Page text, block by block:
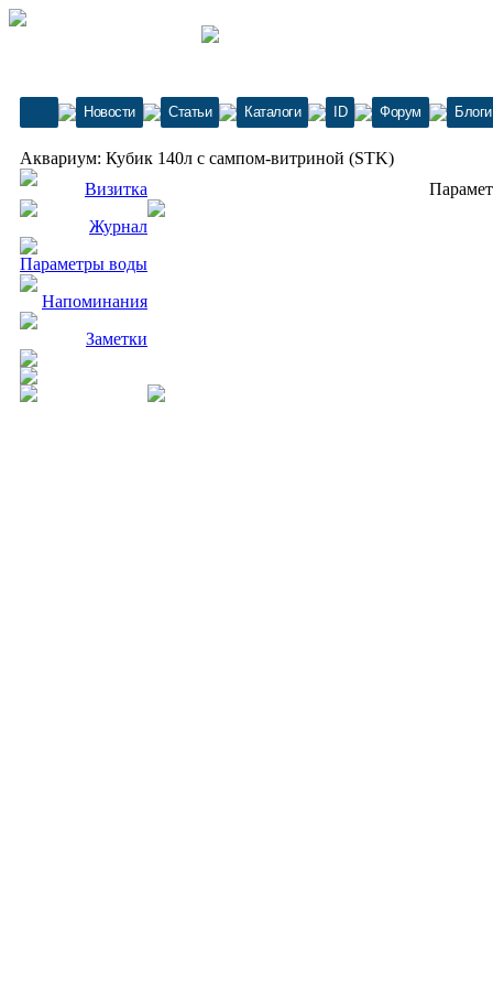
Новости Статьи Каталоги ID Форум Блоги
Аквариум: Кубик 140л с сампом-витриной (STK)
Визитка
Журнал
Параметры воды
Напоминания
Заметки